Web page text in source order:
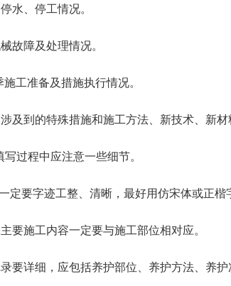
水、停工情况。
故障及处理情况。
工准备及措施执行情况。
及到的特殊措施和施工方法、新技术、新材
过程中应注意一些细节。
定要字迹工整、清晰，最好用仿宋体或正楷
要施工内容一定要与施工部位相对应。
要详细，应包括养护部位、养护方法、养护